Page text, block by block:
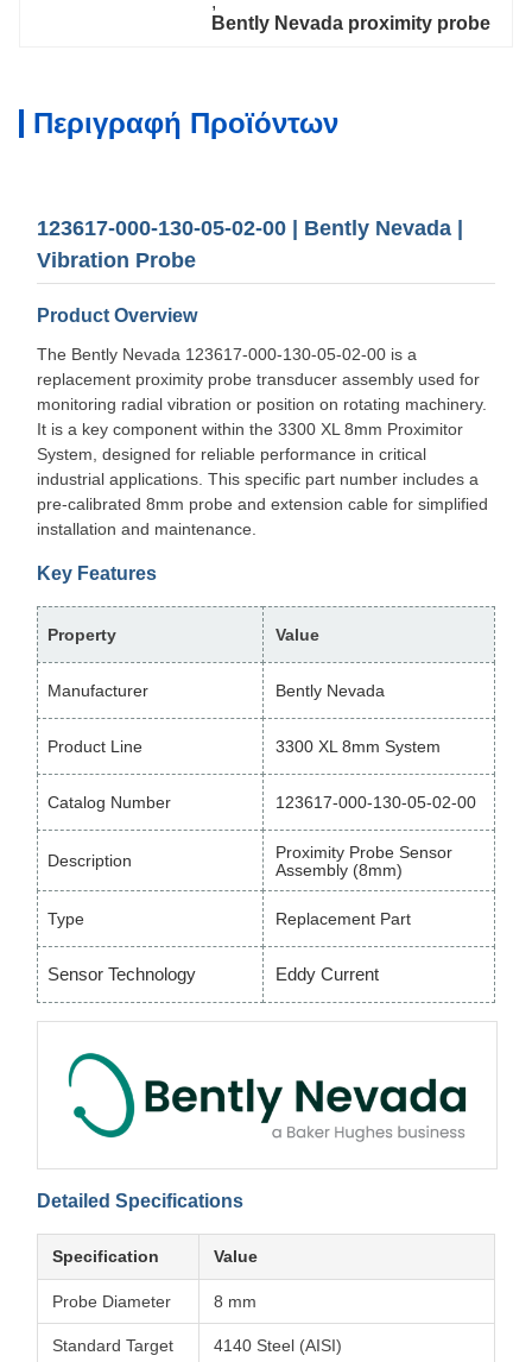
Bently Nevada proximity probe
Περιγραφή Προϊόντων
123617-000-130-05-02-00 | Bently Nevada |
Vibration Probe
Product Overview
The Bently Nevada 123617-000-130-05-02-00 is a
replacement proximity probe transducer assembly used for
monitoring radial vibration or position on rotating machinery.
It is a key component within the 3300 XL 8mm Proximitor
System, designed for reliable performance in critical
industrial applications. This specific part number includes a
pre-calibrated 8mm probe and extension cable for simplified
installation and maintenance.
Key Features
Property Value
Manufacturer Bently Nevada
Product Line 3300 XL 8mm System
Catalog Number 123617-000-130-05-02-00
Description
Proximity Probe Sensor
Assembly (8mm)
Type Replacement Part
Sensor Technology Eddy Current
Detailed Specifications
Specification Value
Probe Diameter 8 mm
Standard Target 4140 Steel (AISI)